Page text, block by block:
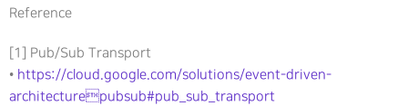
Reference
[1] Pub/Sub Transport
• https://cloud.google.com/solutions/event-driven-
architecturepubsub#pub_sub_transport